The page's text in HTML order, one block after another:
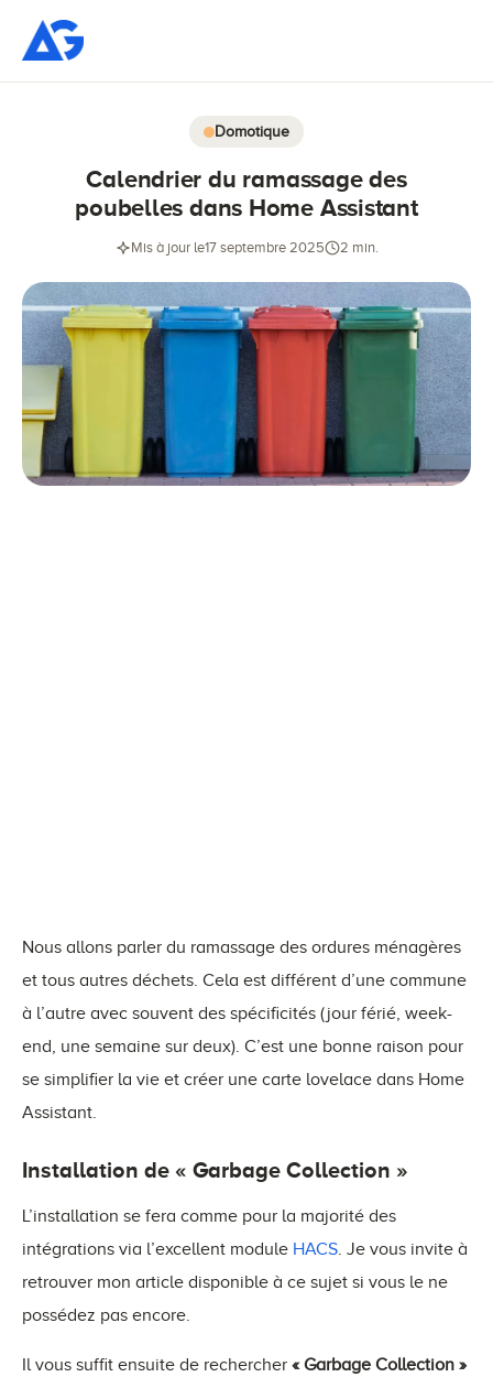
Domotique
Calendrier du ramassage des
poubelles dans Home Assistant
Mis à jour le17 septembre 2025 2 min.
Nous allons parler du ramassage des ordures ménagères
et tous autres déchets. Cela est différent d’une commune
à l’autre avec souvent des spécificités (jour férié, week-
end, une semaine sur deux). C’est une bonne raison pour
se simplifier la vie et créer une carte lovelace dans Home
Assistant.
Installation de « Garbage Collection »
L’installation se fera comme pour la majorité des
intégrations via l’excellent module HACS. Je vous invite à
retrouver mon article disponible à ce sujet si vous le ne
possédez pas encore.
Il vous suffit ensuite de rechercher « Garbage Collection »